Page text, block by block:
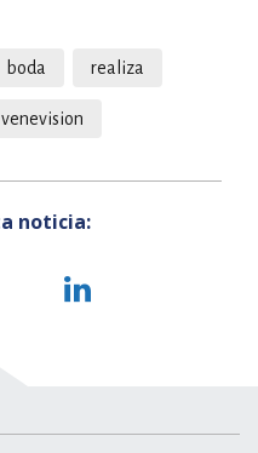
boda realiza
noticia: